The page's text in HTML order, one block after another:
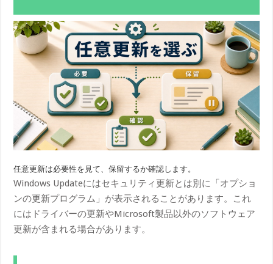
任意更新は必要性を見て、保留するか確認します。
Windows Updateにはセキュリティ更新とは別に「オプショ
ンの更新プログラム」が表示されることがあります。これ
にはドライバーの更新やMicrosoft製品以外のソフトウェア
更新が含まれる場合があります。